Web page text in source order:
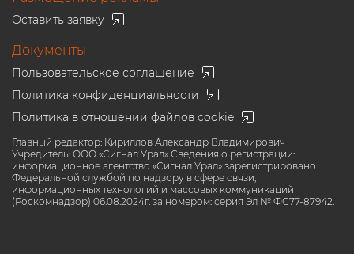
Оставить заявку
Документы
Пользовательское соглашение
Политика конфиденциальности
Политика в отношении файлов cookie
Главный редактор: Кириллов Александр Владимирович
Учредитель: ООО «Сигнал Урал» Сведения о регистрации:
информационное агентство «Сигнал Урал» зарегистрировано
Федеральной службой по надзору в сфере связи,
информационных технологий и массовых коммуникаций
(Роскомнадзор) 06.08.2024г. за номером: серия Эл № ФС77-87942.